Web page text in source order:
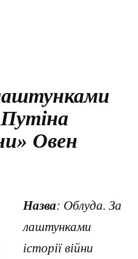
Путіна
Овен
Назва: Облуда. За
лаштунками
історії війни